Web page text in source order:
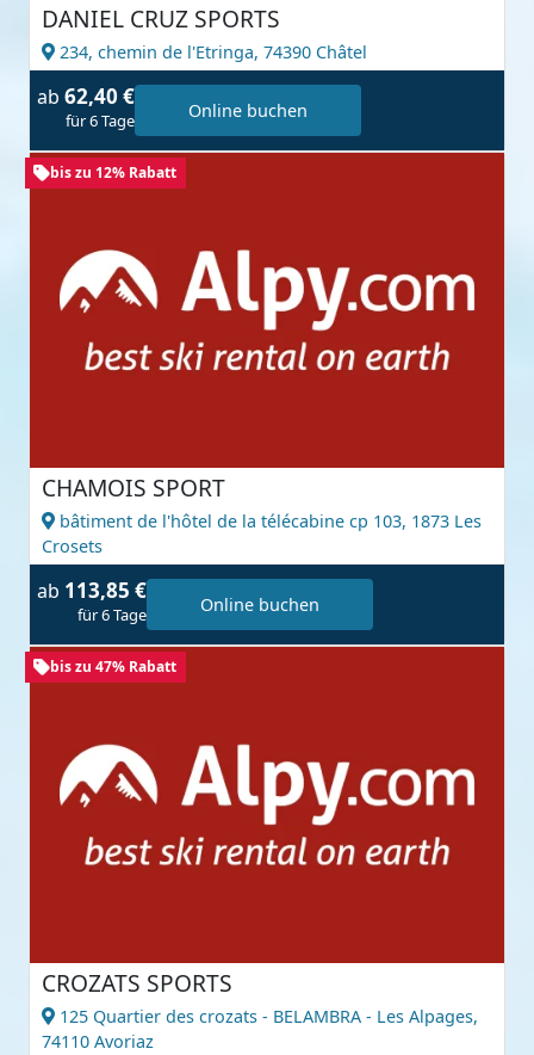
DANIEL CRUZ SPORTS
234, chemin de l'Etringa, 74390 Châtel
ab 62,40 €
für 6 Tage Online buchen
bis zu 12% Rabatt
CHAMOIS SPORT
bâtiment de l'hôtel de la télécabine cp 103, 1873 Les
Crosets
ab 113,85 €
für 6 Tage Online buchen
bis zu 47% Rabatt
CROZATS SPORTS
125 Quartier des crozats - BELAMBRA - Les Alpages,
74110 Avoriaz